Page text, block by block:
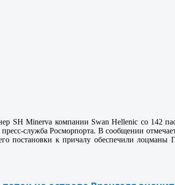
SH Minerva компании Swan Hellenic со 142
служба Росморпорта. В сообщении
постановки к причалу обеспечили